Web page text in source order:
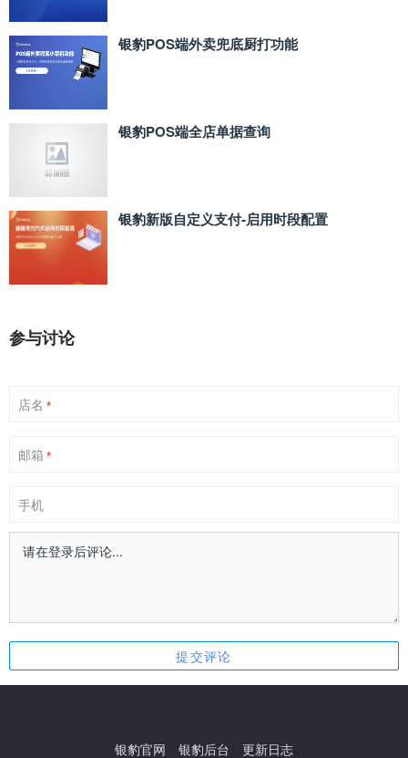
银豹POS端外卖兜底厨打功能
银豹POS端全店单据查询
银豹新版自定义支付‑启用时段配置
参与讨论
店名 *
邮箱 *
手机
银豹官网 银豹后台 更新日志